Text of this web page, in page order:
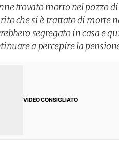
trovato morto nel pozzo di
che si è trattato di morte
segregato in casa e
a percepire la
VIDEO CONSIGLIATO